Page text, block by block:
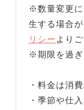
※数量変更に
生する場合
リシー より
※期限を過ぎ
・料金は消
・季節や仕